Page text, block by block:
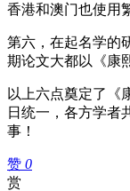
香港和澳门也使用
第六，在起名学的
期论文大都以《康
以上六点奠定了《
日统一，各方学者
事！
赞 0
赏